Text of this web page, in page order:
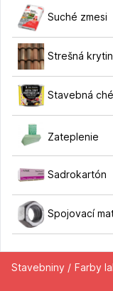
Suché zmesi
Strešná
Stavebná
Zateplenie
Sadrokartón
Spojovací
Stavebniny / Farby